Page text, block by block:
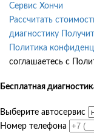
Сервис Хончи
Рассчитать
диагностику
Политика
соглашаетесь с
Бесплатная
Выберите автосервис
Номер телефона